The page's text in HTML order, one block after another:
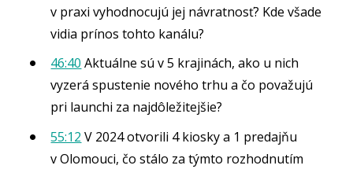
v praxi vyhodnocujú jej návratnosť? Kde všade
vidia prínos tohto kanálu?
46:40 Aktuálne sú v 5 krajinách, ako u nich
vyzerá spustenie nového trhu a čo považujú
pri launchi za najdôležitejšie?
55:12 V 2024 otvorili 4 kiosky a 1 predajňu
v Olomouci, čo stálo za týmto rozhodnutím